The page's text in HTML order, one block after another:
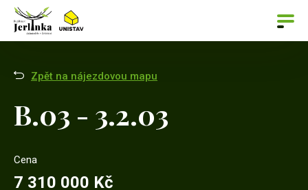
Zpět na nájezdovou mapu
B.03 - 3.2.03
Cena
7 310 000 Kč